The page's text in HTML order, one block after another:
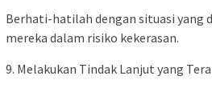
Berhati-hatilah dengan situasi yang
mereka dalam risiko kekerasan.
9. Melakukan Tindak Lanjut yang